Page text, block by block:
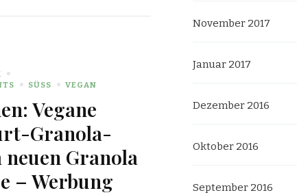
SÜSS VEGAN
Vegane
Granola-
Granola
– Werbung
November 2017
Januar 2017
Dezember 2016
Oktober 2016
September 2016